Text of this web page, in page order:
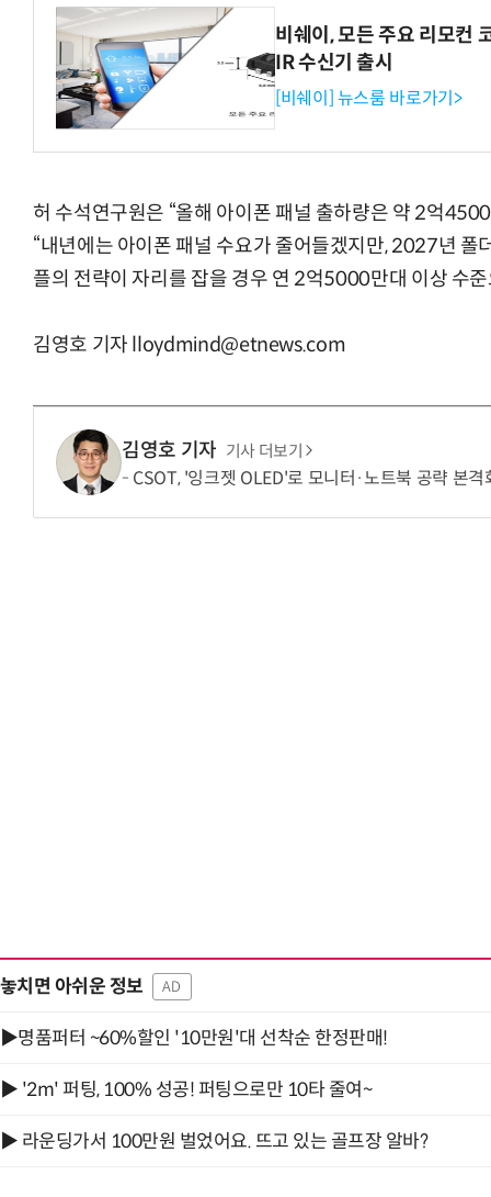
비쉐이, 모든 주요 리모컨
IR 수신기 출시
[비쉐이] 뉴스룸 바로가기>
허 수석연구원은 “올해 아이폰 패널 출하량은 약 2억
“내년에는 아이폰 패널 수요가 줄어들겠지만, 2027년 폴
플의 전략이 자리를 잡을 경우 연 2억5000만대 이상 수
김영호 기자 lloydmind@etnews.com
김영호 기자 기사 더보기
CSOT, '잉크젯 OLED'로 모니터·노트북 공략 본
놓치면 아쉬운 정보 AD
▶명품퍼터 ~60%할인 '10만원'대 선착순 한정판매!
▶ '2m' 퍼팅, 100% 성공! 퍼팅으로만 10타 줄여~
▶ 라운딩가서 100만원 벌었어요. 뜨고 있는 골프장 알바?